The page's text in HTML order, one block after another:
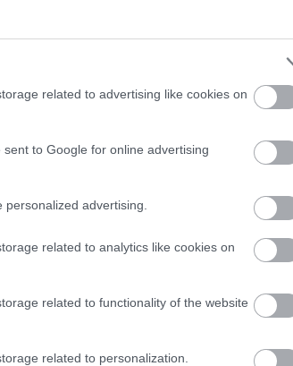
related to advertising like cookies on
to Google for online advertising
advertising.
related to analytics like cookies on
related to functionality of the website
related to personalization.
Friss
25
Kelle
aang:
he
hogy